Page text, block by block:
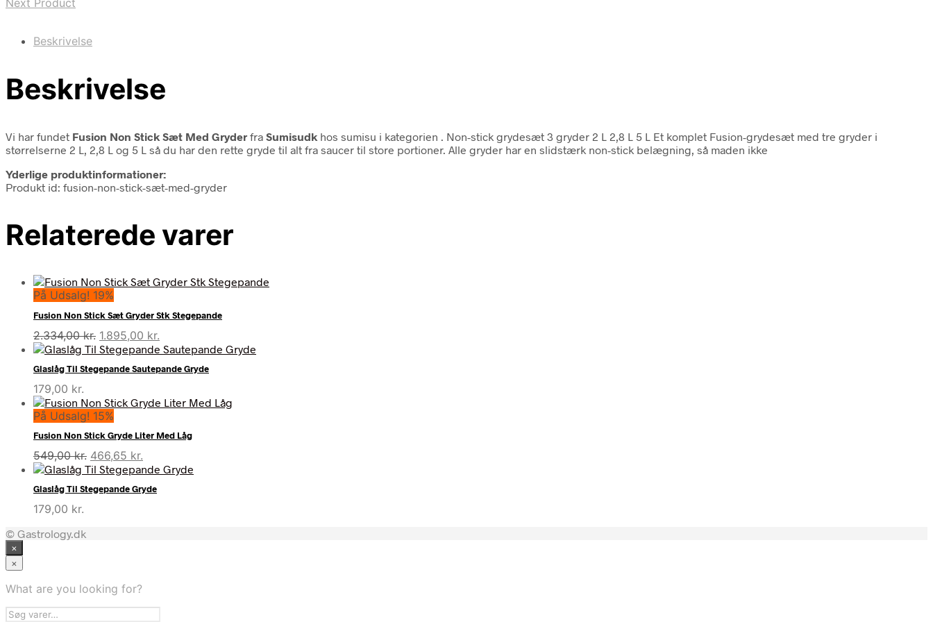
Beskrivelse
Beskrivelse
Vi har fundet Fusion Non Stick Sæt Med Gryder fra Sumisudk hos sumisu i kategorien
. Non-stick grydesæt 3 gryder 2 L 2,8 L 5 L Et komplet Fusion-grydesæt med tre gryder i
størrelserne 2 L, 2,8 L og 5 L så du har den rette gryde til alt fra saucer til store portioner. Alle gryder har en slidstærk non-stick belægning, så maden ikke
Yderlige produktinformationer:
Produkt id: fusion-non-stick-sæt-med-gryder
Relaterede varer
På Udsalg! 19%
Fusion Non Stick Sæt Gryder Stk Stegepande
2.334,00kr. Den
oprindelige
var:
1.895,00 kr.
aktuelle
pris
er:
Glaslåg Til Stegepande Sautepande Gryde
179,00 kr.
På Udsalg! 15%
Fusion Non Stick Gryde Liter Med Låg
549,00kr. Den
oprindelige
var:
466,65 kr.
aktuelle
pris
er:
Glaslåg Til Stegepande Gryde
179,00 kr.
© Gastrology.dk
×
×
What are you looking for?